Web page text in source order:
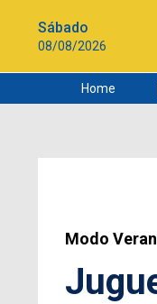
Sábado
08/08/2026
Home
Modo